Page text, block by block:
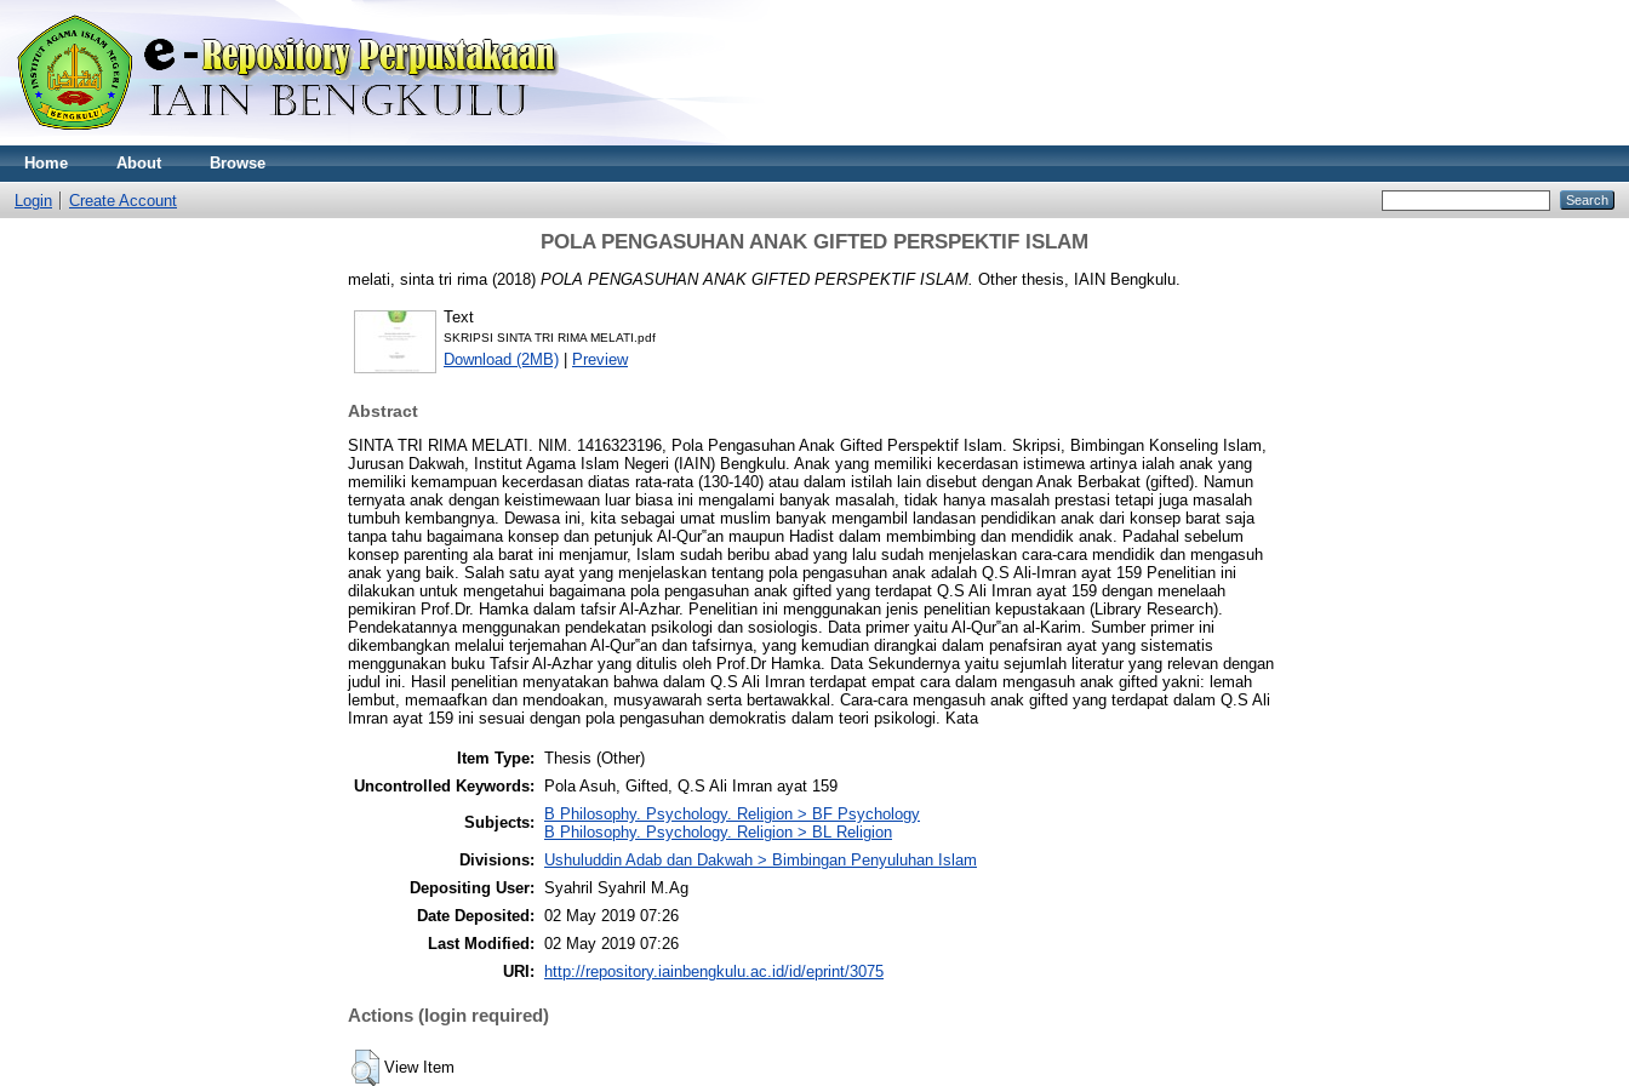
Home About Browse
Login Create Account
POLA PENGASUHAN ANAK GIFTED PERSPEKTIF ISLAM
melati, sinta tri rima (2018) POLA PENGASUHAN ANAK GIFTED PERSPEKTIF ISLAM. Other thesis, IAIN Bengkulu.
Text
SKRIPSI SINTA TRI RIMA MELATI.pdf
Download (2MB) | Preview
Abstract
SINTA TRI RIMA MELATI. NIM. 1416323196, Pola Pengasuhan Anak Gifted Perspektif Islam. Skripsi, Bimbingan Konseling Islam,
Jurusan Dakwah, Institut Agama Islam Negeri (IAIN) Bengkulu. Anak yang memiliki kecerdasan istimewa artinya ialah anak yang
memiliki kemampuan kecerdasan diatas rata-rata (130-140) atau dalam istilah lain disebut dengan Anak Berbakat (gifted). Namun
ternyata anak dengan keistimewaan luar biasa ini mengalami banyak masalah, tidak hanya masalah prestasi tetapi juga masalah
tumbuh kembangnya. Dewasa ini, kita sebagai umat muslim banyak mengambil landasan pendidikan anak dari konsep barat saja
tanpa tahu bagaimana konsep dan petunjuk Al-Qur‟an maupun Hadist dalam membimbing dan mendidik anak. Padahal sebelum
konsep parenting ala barat ini menjamur, Islam sudah beribu abad yang lalu sudah menjelaskan cara-cara mendidik dan mengasuh
anak yang baik. Salah satu ayat yang menjelaskan tentang pola pengasuhan anak adalah Q.S Ali-Imran ayat 159 Penelitian ini
dilakukan untuk mengetahui bagaimana pola pengasuhan anak gifted yang terdapat Q.S Ali Imran ayat 159 dengan menelaah
pemikiran Prof.Dr. Hamka dalam tafsir Al-Azhar. Penelitian ini menggunakan jenis penelitian kepustakaan (Library Research).
Pendekatannya menggunakan pendekatan psikologi dan sosiologis. Data primer yaitu Al-Qur‟an al-Karim. Sumber primer ini
dikembangkan melalui terjemahan Al-Qur‟an dan tafsirnya, yang kemudian dirangkai dalam penafsiran ayat yang sistematis
menggunakan buku Tafsir Al-Azhar yang ditulis oleh Prof.Dr Hamka. Data Sekundernya yaitu sejumlah literatur yang relevan dengan
judul ini. Hasil penelitian menyatakan bahwa dalam Q.S Ali Imran terdapat empat cara dalam mengasuh anak gifted yakni: lemah
lembut, memaafkan dan mendoakan, musyawarah serta bertawakkal. Cara-cara mengasuh anak gifted yang terdapat dalam Q.S Ali
Imran ayat 159 ini sesuai dengan pola pengasuhan demokratis dalam teori psikologi. Kata
Item Type: Thesis (Other)
Uncontrolled Keywords:
Pola Asuh, Gifted, Q.S Ali Imran ayat 159
Subjects:
B Philosophy. Psychology. Religion > BF Psychology
B Philosophy. Psychology. Religion > BL Religion
Divisions:
Ushuluddin Adab dan Dakwah > Bimbingan Penyuluhan Islam
Depositing User: Syahril Syahril M.Ag
Date Deposited: 02 May 2019 07:26
Last Modified: 02 May 2019 07:26
URI:
http://repository.iainbengkulu.ac.id/id/eprint/3075
Actions (login required)
View Item